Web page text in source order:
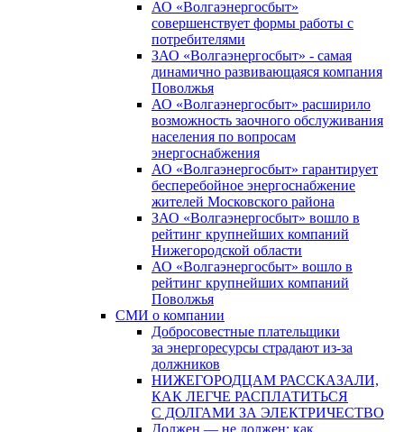
АО «Волгаэнергосбыт»
совершенствует формы работы с
потребителями
ЗАО «Волгаэнергосбыт» - самая
динамично развивающаяся компания
Поволжья
АО «Волгаэнергосбыт» расширило
возможность заочного обслуживания
населения по вопросам
энергоснабжения
АО «Волгаэнергосбыт» гарантирует
бесперебойное энергоснабжение
жителей Московского района
ЗАО «Волгаэнергосбыт» вошло в
рейтинг крупнейших компаний
Нижегородской области
АО «Волгаэнергосбыт» вошло в
рейтинг крупнейших компаний
Поволжья
СМИ о компании
Добросовестные плательщики
за энергоресурсы страдают из-за
должников
НИЖЕГОРОДЦАМ РАССКАЗАЛИ,
КАК ЛЕГЧЕ РАСПЛАТИТЬСЯ
С ДОЛГАМИ ЗА ЭЛЕКТРИЧЕСТВО